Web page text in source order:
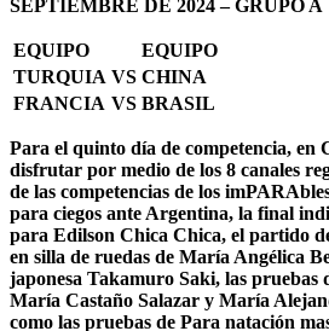
SEPTIEMBRE DE 2024 – GRUPO A
EQUIPO
EQUIPO
TURQUIA VS CHINA
FRANCIA VS BRASIL
Para el quinto día de competencia, en
disfrutar por medio de los 8 canales
de las competencias de los
para ciegos ante Argentina, la final
para Edilson Chica Chica, el partido
en silla de ruedas de María Angélica
japonesa Takamuro Saki, las pruebas
María Castaño Salazar y María
como las pruebas de Para natación